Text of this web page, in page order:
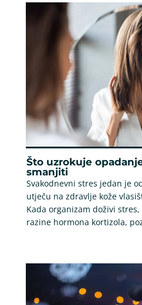
Što uzrokuje
smanjiti
Svakodnevni stres jedan je
utječu na zdravlje kože
Kada organizam doživi
razine hormona kortizola,